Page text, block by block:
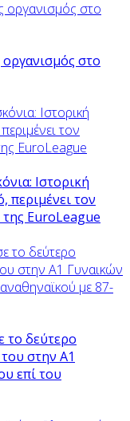
στο
Ιστορική
περιμένει τον
EuroLeague
το δεύτερο
στην Α1
επί του